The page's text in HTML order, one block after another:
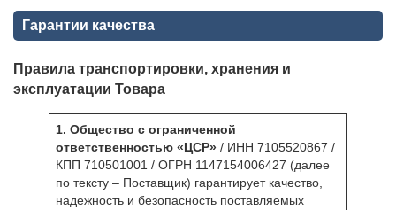
Гарантии качества
Правила транспортировки, хранения и
эксплуатации Товара
1. Общество с ограниченной
ответственностью «ЦСР» / ИНН 7105520867 /
КПП 710501001 / ОГРН 1147154006427 (далее
по тексту – Поставщик) гарантирует качество,
надежность и безопасность поставляемых